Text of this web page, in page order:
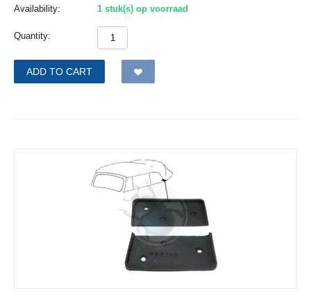
Availability:
1 stuk(s) op voorraad
Quantity:
ADD TO CART